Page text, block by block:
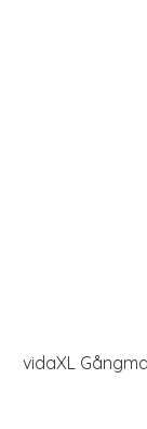
vidaXL